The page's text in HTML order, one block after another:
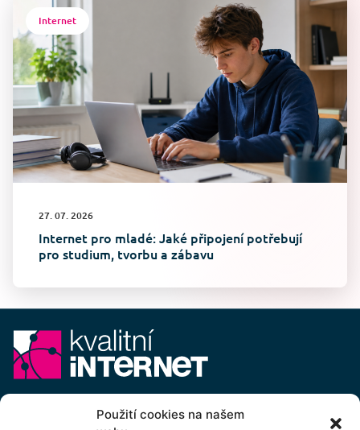
Použití cookies na našem
Internet
27. 07. 2026
Internet pro mladé: Jaké připojení potřebují
pro studium, tvorbu a zábavu
info@kvalitni-internet.cz